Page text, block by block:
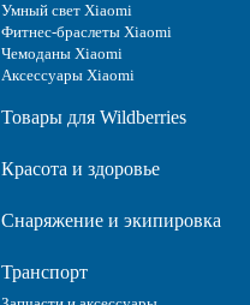
Умный свет Xiaomi
Фитнес-браслеты Xiaomi
Чемоданы Xiaomi
Аксессуары Xiaomi
Товары для Wildberries
Красота и здоровье
Снаряжение и экипировка
Транспорт